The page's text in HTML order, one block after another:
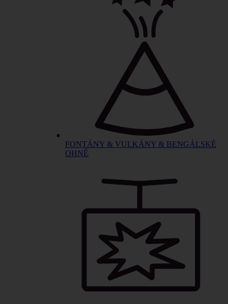
FONTÁNY & VULKÁNY & BENGÁLSKÉ
OHNĚ